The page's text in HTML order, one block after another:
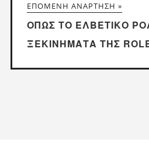
ΕΠΌΜΕΝΗ ΑΝΆΡΤΗΣΗ »
ΌΠΩΣ ΤΟ ΕΛΒΕΤΙΚΌ
ΞΕΚΙΝΉΜΑΤΑ ΤΗΣ